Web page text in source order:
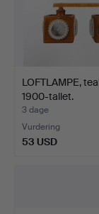
LOFTLAMPE,
1900-tallet.
3 dage
Vurdering
53 USD